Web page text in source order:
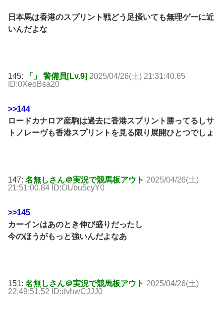
日本馬は香港のスプリント戦どう足掻いても無理ゲーに近
いんだよな
145: 「」 警備員[Lv.9] 2025/04/26(土) 21:31:40.65
ID:0XeoBsa20
>>144
ロードカナロア産駒は過去に香港スプリント勝ってるしサ
トノレーヴも香港スプリントを見る限り展開ひとつでしょ
147: 名無しさん＠実況で競馬板アウト 2025/04/26(土)
21:51:00.84 ID:OUbu5cyY0
>>145
カーインはあのとき伸び盛りだったし
今のほうがもっと強いんだよなあ
151: 名無しさん＠実況で競馬板アウト 2025/04/26(土)
22:49:51.52 ID:dvhwCJJJ0